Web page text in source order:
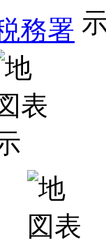
務署